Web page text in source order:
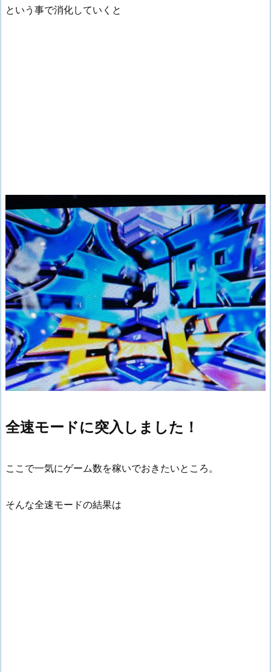
という事で消化していくと
全速モードに突入しました！
ここで一気にゲーム数を稼いでおきたいところ。
そんな全速モードの結果は